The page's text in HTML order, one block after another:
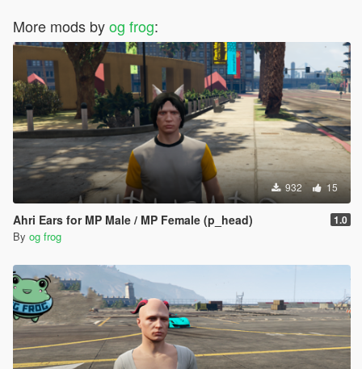
More mods byog frog:
932 15
Ahri Ears for MP Male / MP Female (p_head) 1.0
By og frog